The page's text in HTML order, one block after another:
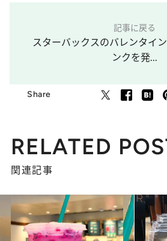
記事に戻る
スターバックスのバレンタイ
ンクを発...
Share
RELATED
関連記事